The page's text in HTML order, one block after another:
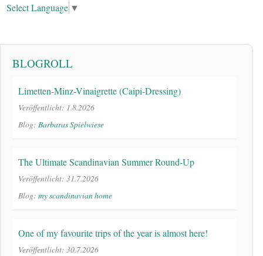
Select Language ▼
BLOGROLL
Limetten-Minz-Vinaigrette (Caipi-Dressing)
Veröffentlicht: 1.8.2026
Blog: Barbaras Spielwiese
The Ultimate Scandinavian Summer Round-Up
Veröffentlicht: 31.7.2026
Blog: my scandinavian home
One of my favourite trips of the year is almost here!
Veröffentlicht: 30.7.2026